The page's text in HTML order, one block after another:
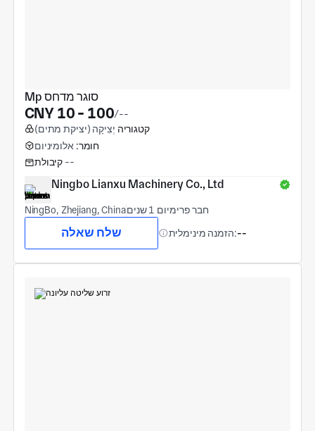
Mp סוגר מדחס
CNY 10 - 100/--
קטגוריה יְצִיקָה (יציקת מתים)
חומר: אלומיניום
קיבולת --
Ningbo Lianxu Machinery Co., Ltd
NingBo, Zhejiang, China חבר פרימיום 1 שנים
שלח שאלה הזמנה מינימלית:--